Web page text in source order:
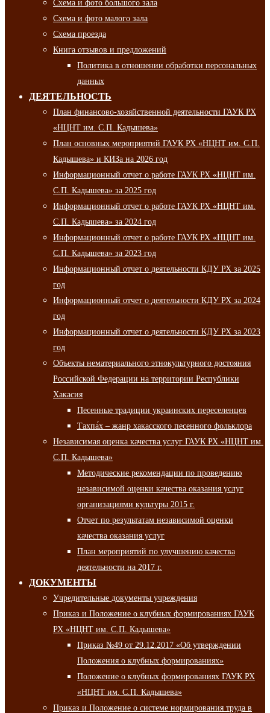
Схема и фото большого зала
Схема и фото малого зала
Схема проезда
Книга отзывов и предложений
Политика в отношении обработки персональных
данных
ДЕЯТЕЛЬНОСТЬ
План финансово-хозяйственной деятельности ГАУК РХ
«НЦНТ им. С.П. Кадышева»
План основных мероприятий ГАУК РХ «НЦНТ им. С.П.
Кадышева» и КИЗа на 2026 год
Информационный отчет о работе ГАУК РХ «НЦНТ им.
С.П. Кадышева» за 2025 год
Информационный отчет о работе ГАУК РХ «НЦНТ им.
С.П. Кадышева» за 2024 год
Информационный отчет о работе ГАУК РХ «НЦНТ им.
С.П. Кадышева» за 2023 год
Информационный отчет о деятельности КДУ РХ за 2025
год
Информационный отчет о деятельности КДУ РХ за 2024
год
Информационный отчет о деятельности КДУ РХ за 2023
год
Объекты нематериального этнокультурного достояния
Российской Федерации на территории Республики
Хакасия
Песенные традиции украинских переселенцев
Тахпа́х – жанр хакасского песенного фольклора
Независимая оценка качества услуг ГАУК РХ «НЦНТ им.
С.П. Кадышева»
Методические рекомендации по проведению
независимой оценки качества оказания услуг
организациями культуры 2015 г.
Отчет по результатам независимой оценки
качества оказания услуг
План мероприятий по улучшению качества
деятельности на 2017 г.
ДОКУМЕНТЫ
Учредительные документы учреждения
Приказ и Положение о клубных формированиях ГАУК
РХ «НЦНТ им. С.П. Кадышева»
Приказ №49 от 29.12.2017 «Об утверждении
Положения о клубных формированиях»
Положение о клубных формированиях ГАУК РХ
«НЦНТ им. С.П. Кадышева»
Приказ и Положение о системе нормирования труда в